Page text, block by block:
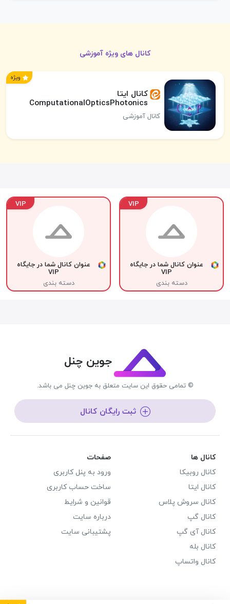
کانال های ویژه آموزشی
ویژه
کانال ایتا
ComputationalOpticsPhotonics
کانال آموزشی
VIP
عنوان کانال شما در جایگاه
VIP
دسته بندی
VIP
عنوان کانال شما در جایگاه
VIP
دسته بندی
جوین چنل
© تمامی حقوق این سایت متعلق به جوین چنل می باشد.
ثبت رایگان کانال
کانال ها
کانال روبیکا
کانال ایتا
کانال سروش پلاس
کانال گپ
کانال آی گپ
کانال بله
کانال واتساپ
صفحات
ورود به پنل کاربری
ساخت حساب کاربری
قوانین و شرایط
درباره سایت
پشتیبانی سایت